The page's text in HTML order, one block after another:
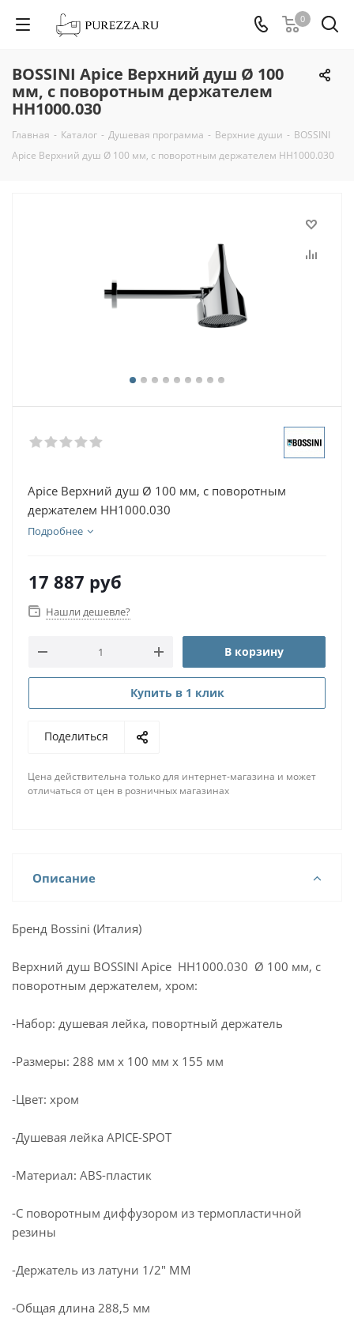
0
BOSSINI Apice Верхний душ Ø 100
мм, c поворотным держателем
HH1000.030
Главная - Каталог - Душевая программа - Верхние души - BOSSINI
Apice Верхний душ Ø 100 мм, c поворотным держателем HH1000.030
Apice Верхний душ Ø 100 мм, c поворотным
держателем HH1000.030
Подробнее
17 887 руб
Нашли дешевле?
В корзину
Купить в 1 клик
Поделиться
Цена действительна только для интернет-магазина и может
отличаться от цен в розничных магазинах
Описание
Бренд Bossini (Италия)
Верхний душ BOSSINI Apice HH1000.030 Ø 100 мм, c
поворотным держателем, хром:
-Набор: душевая лейка, повортный держатель
-Размеры: 288 мм х 100 мм х 155 мм
-Цвет: хром
-Душевая лейка APICE-SPOT
-Материал: ABS-пластик
-С поворотным диффузором из термопластичной
резины
-Держатель из латуни 1/2" ММ
-Общая длина 288,5 мм